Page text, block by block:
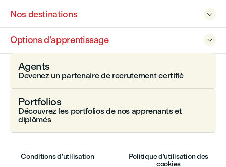

Nos destinations

Options d'apprentissage
Agents
Devenez un partenaire de recrutement certifié
Portfolios
Découvrez les portfolios de nos apprenants et
diplômés
Conditions d'utilisation
Politique d’utilisation des
cookies